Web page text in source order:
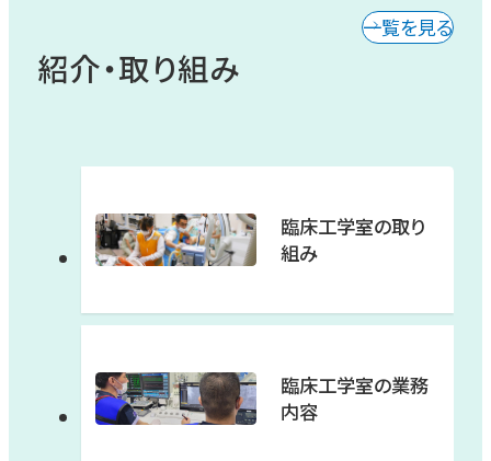
集中治療センター
化学療法センター
紹介・取り組み
一覧を見る
臨床工学室の取り
組み
臨床工学室の業務
内容